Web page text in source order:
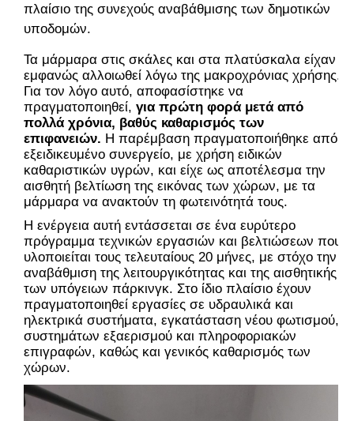
πλαίσιο της συνεχούς αναβάθμισης των δημοτικών
υποδομών.
Τα μάρμαρα στις σκάλες και στα πλατύσκαλα είχαν
εμφανώς αλλοιωθεί λόγω της μακροχρόνιας χρήσης.
Για τον λόγο αυτό, αποφασίστηκε να
πραγματοποιηθεί, για πρώτη φορά μετά από
πολλά χρόνια, βαθύς καθαρισμός των
επιφανειών. Η παρέμβαση πραγματοποιήθηκε από
εξειδικευμένο συνεργείο, με χρήση ειδικών
καθαριστικών υγρών, και είχε ως αποτέλεσμα την
αισθητή βελτίωση της εικόνας των χώρων, με τα
μάρμαρα να ανακτούν τη φωτεινότητά τους.
Η ενέργεια αυτή εντάσσεται σε ένα ευρύτερο
πρόγραμμα τεχνικών εργασιών και βελτιώσεων που
υλοποιείται τους τελευταίους 20 μήνες, με στόχο την
αναβάθμιση της λειτουργικότητας και της αισθητικής
των υπόγειων πάρκινγκ. Στο ίδιο πλαίσιο έχουν
πραγματοποιηθεί εργασίες σε υδραυλικά και
ηλεκτρικά συστήματα, εγκατάσταση νέου φωτισμού,
συστημάτων εξαερισμού και πληροφοριακών
επιγραφών, καθώς και γενικός καθαρισμός των
χώρων.